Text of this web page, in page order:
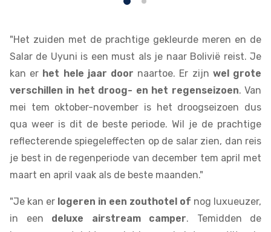
"Het zuiden met de prachtige gekleurde meren en de
Salar de Uyuni is een must als je naar Bolivië reist. Je
kan er het hele jaar door naartoe. Er zijn wel grote
verschillen in het droog- en het regenseizoen. Van
mei tem oktober-november is het droogseizoen dus
qua weer is dit de beste periode. Wil je de prachtige
reflecterende spiegeleffecten op de salar zien, dan reis
je best in de regenperiode van december tem april met
maart en april vaak als de beste maanden."
"Je kan er logeren in een zouthotel of nog luxueuzer,
in een deluxe airstream camper. Temidden de